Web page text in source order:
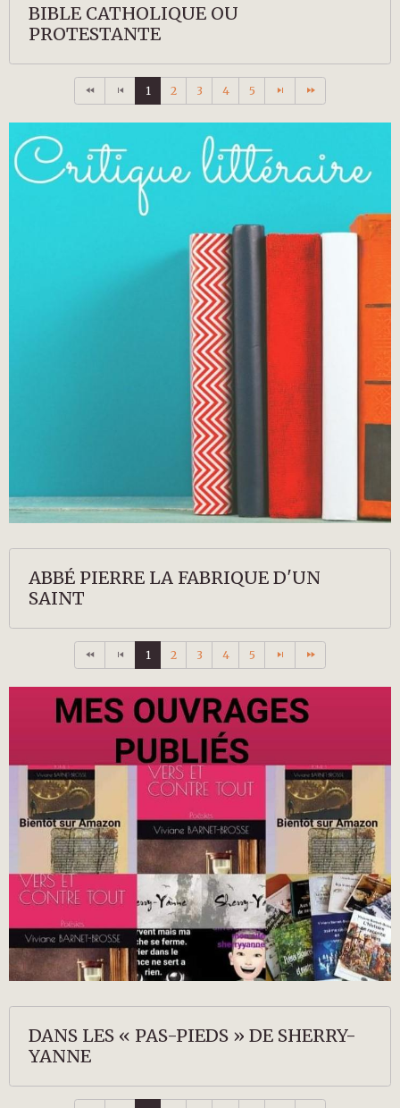
BIBLE CATHOLIQUE OU
PROTESTANTE
1 2 3 4 5
ABBÉ PIERRE LA FABRIQUE D'UN
SAINT
1 2 3 4 5
DANS LES « PAS-PIEDS » DE SHERRY-
YANNE